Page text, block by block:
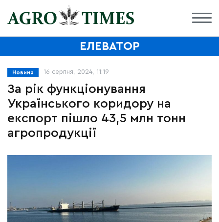
ЕЛЕВАТОР
Новина 16 серпня, 2024, 11:19
За рік функціонування
Українського коридору на
експорт пішло 43,5 млн тонн
агропродукції